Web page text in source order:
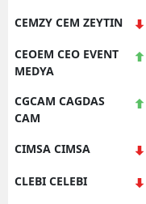
CEMZY CEM ZEYTIN
CEOEM CEO EVENT
MEDYA
CGCAM CAGDAS
CAM
CIMSA CIMSA
CLEBI CELEBI